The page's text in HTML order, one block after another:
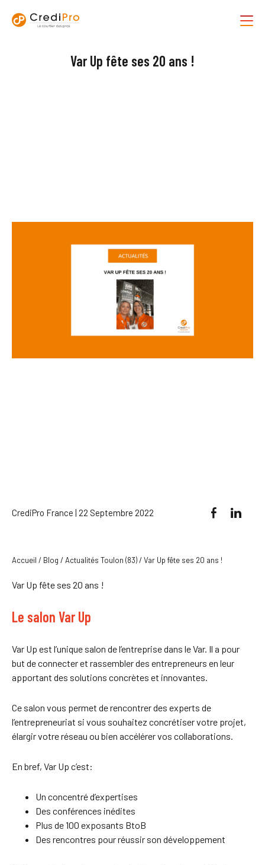
Var Up fête ses 20 ans !
CrediPro France | 22 Septembre 2022
Accueil / Blog /Actualités Toulon (83)/Var Up fête ses 20 ans !
Var Up fête ses 20 ans !
Le salon Var Up
Var Up est l’unique salon de l’entreprise dans le Var. Il a pour
but de connecter et rassembler des entrepreneurs en leur
apportant des solutions concrètes et innovantes.
Ce salon vous permet de rencontrer des experts de
l’entrepreneuriat si vous souhaitez concrétiser votre projet,
élargir votre réseau ou bien accélérer vos collaborations.
En bref, Var Up c’est:
Un concentré d’expertises
Des conférences inédites
Plus de 100 exposants BtoB
Des rencontres pour réussir son développement